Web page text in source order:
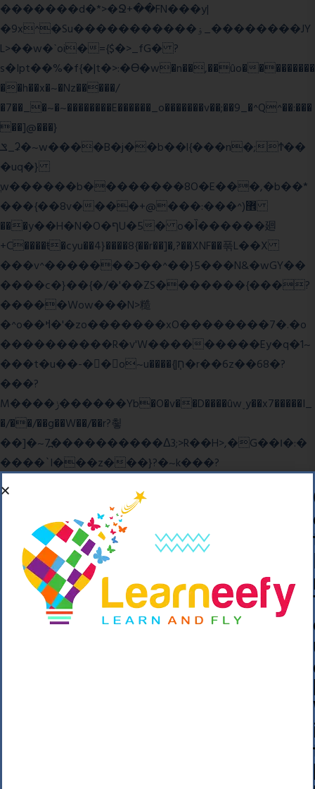
�������d�*>�Ջ+��FN���y|
�9x^�Su�����������ۏ_��������JY
L>��w�ˋoi�={$�>_fG� ?
s�Ipt��%�f{�|t�>:�ϴ�w�n��,��ûo���������
��h��x�~�Nz�����/
�7��_�~�~��������E������_o�������v��;��9_�^Q^��:���
��]@���}
ݏ_ʡ�~w����B�j��b��l{���n�;Ϯ��
�uq�}
ֲw������b��������8O�E���,�b��*
���{��8v����+@���:���^)޾
���y��H�N�O�ףU�5� o�Ȉ������廻
+C����ŧ�cyu��4}����8{��r��]�,?��XNF��푺L��X
���v^�������כ��^��}5���N&�wGY��
����c�}��{�/�'��ZS�������{���?
�����Wow���N>糙
�^o��ߞ�'�zo�������xO��������7�.�o
����������R�v'W���������Ey�q�1~
���t�u��-�� o~u����{|ח֧�r��6z��68�?
���?
M����ݫ������Yb�O�v��D����ûw˯y��x7�����I_
�/��/��g��W��/��r?쵷
��]�~7߽����������Δ3;>R��H>,�G��ו�:�
���� `I���z���}?�~k���?
��o��C���ǡ���,����*�3��#eۧ_>\��z
�K{DQg�Ϯ��]u��3o�V~�/��@��??
����Y�]�s�n���s
����p��|
��^��������$��ٽ�P���~��4���Snn^
$ ����Ogy/|>ڿ|�I��'A�n��1�$�}
=c"'��K���X�:��?j�ԫ��-